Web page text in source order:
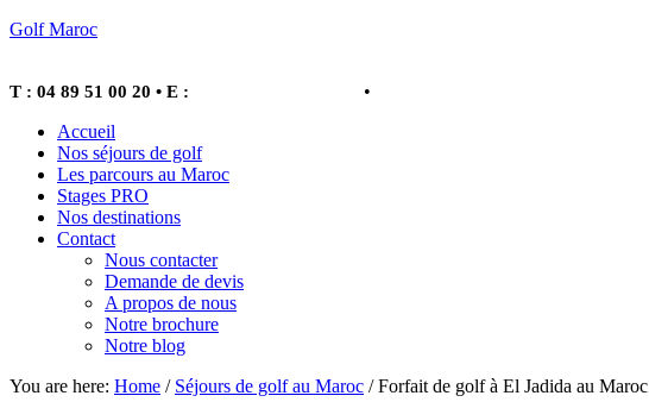
Golf Maroc
T : 04 89 51 00 20 • E : •
Accueil
Nos séjours de golf
Les parcours au Maroc
Stages PRO
Nos destinations
Contact
Nous contacter
Demande de devis
A propos de nous
Notre brochure
Notre blog
You are here: Home / Séjours de golf au Maroc /Forfait de golf à El Jadida au Maroc